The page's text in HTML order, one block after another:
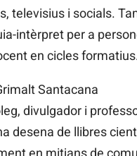
televisius i socials.
intèrpret per a
en cicles formatius.
Santacana
divulgador i
desena de llibres
en mitjans de